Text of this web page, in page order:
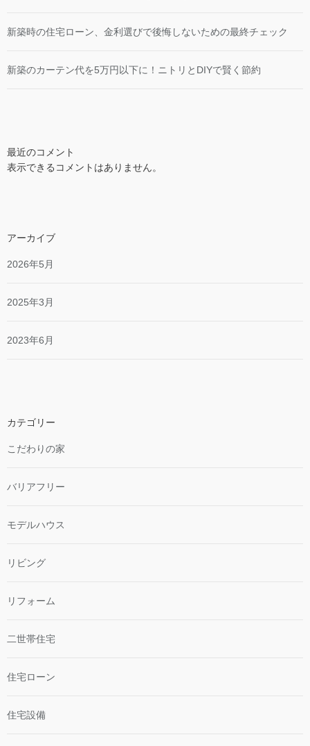
新築時の住宅ローン、金利選びで後悔しないための最終チェック
新築のカーテン代を5万円以下に！ニトリとDIYで賢く節約
最近のコメント
表示できるコメントはありません。
アーカイブ
2026年5月
2025年3月
2023年6月
カテゴリー
こだわりの家
バリアフリー
モデルハウス
リビング
リフォーム
二世帯住宅
住宅ローン
住宅設備